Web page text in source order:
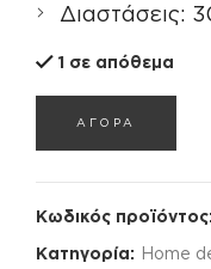
Διαστάσεις:
1 σε απόθεμα
ΑΓΟΡΑ
Κωδικός προϊόντος:
Κατηγορία: Home